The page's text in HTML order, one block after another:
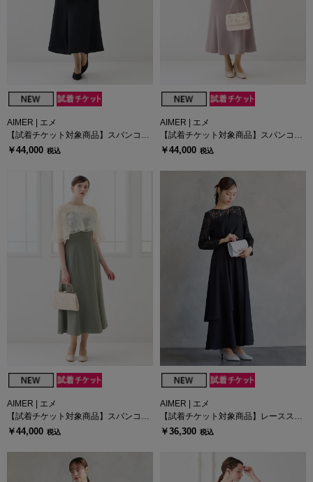
AIMER | エメ
【試着チケット対象商品】スパンコー
ルレースブラウス×マットサテンワン
￥44,000 税込
AIMER | エメ
【試着チケット対象商品】スパンコー
ルレースブラウス×マットサテンワン
￥44,000 税込
AIMER | エメ
【試着チケット対象商品】スパンコー
ルレースブラウス×マットサテンワン
￥44,000 税込
AIMER | エメ
【試着チケット対象商品】レーススリ
ーブビスチェデザインセミロングドレ
￥36,300 税込